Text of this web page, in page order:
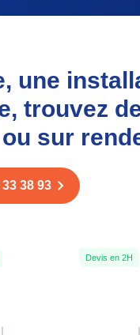
une
trouvez
sur
38 93
Devis en 2H